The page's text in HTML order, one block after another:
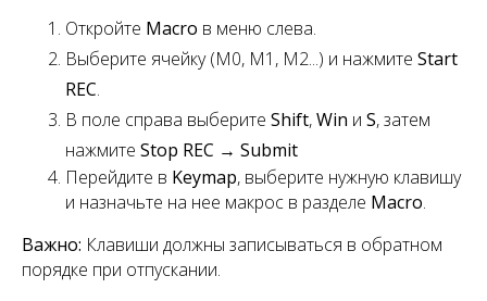
Откройте Macro в меню слева.
Выберите ячейку (M0, M1, M2...) и нажмите Start
REC.
В поле справа выберите Shift,Win и S, затем
нажмите Stop REC → Submit
Перейдите в Keymap, выберите нужную клавишу
и назначьте на нее макрос в разделе Macro.
Важно: Клавиши должны записываться в обратном
порядке при отпускании.